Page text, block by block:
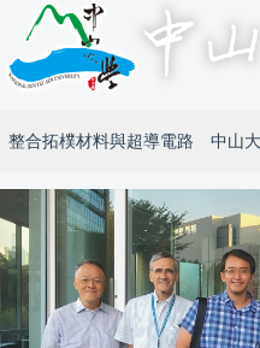
整合拓樸材料與超導電路 中山